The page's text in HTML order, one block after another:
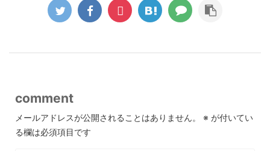
comment
メールアドレスが公開されることはありません。 ※ が付いてい
る欄は必須項目です